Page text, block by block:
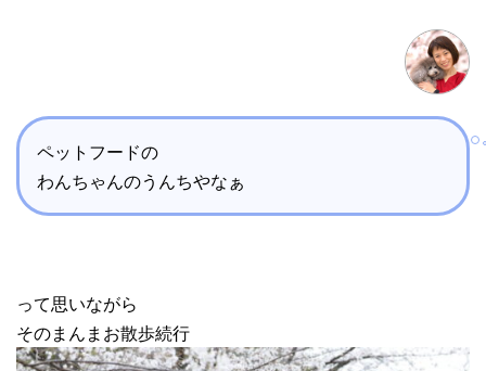
ペットフードの
わんちゃんのうんちやなぁ
って思いながら
そのまんまお散歩続行